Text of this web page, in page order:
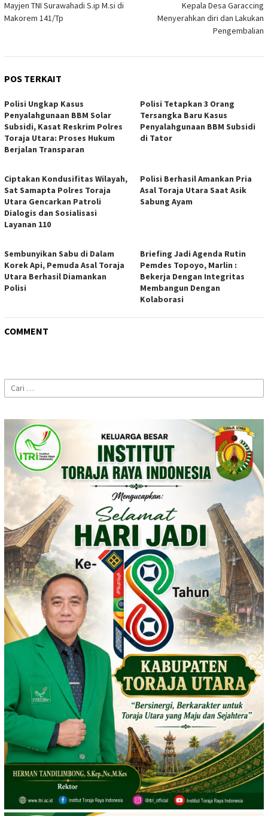
Mayjen TNI Surawahadi S.ip M.si di
Makorem 141/Tp
Kepala Desa Garaccing
Menyerahkan diri dan Lakukan
Pengembalian
POS TERKAIT
Polisi Ungkap Kasus
Penyalahgunaan BBM Solar
Subsidi, Kasat Reskrim Polres
Toraja Utara: Proses Hukum
Berjalan Transparan
Polisi Tetapkan 3 Orang
Tersangka Baru Kasus
Penyalahgunaan BBM Subsidi
di Tator
Ciptakan Kondusifitas Wilayah,
Sat Samapta Polres Toraja
Utara Gencarkan Patroli
Dialogis dan Sosialisasi
Layanan 110
Polisi Berhasil Amankan Pria
Asal Toraja Utara Saat Asik
Sabung Ayam
Sembunyikan Sabu di Dalam
Korek Api, Pemuda Asal Toraja
Utara Berhasil Diamankan
Polisi
Briefing Jadi Agenda Rutin
Pemdes Topoyo, Marlin :
Bekerja Dengan Integritas
Membangun Dengan
Kolaborasi
COMMENT
Cari
untuk: